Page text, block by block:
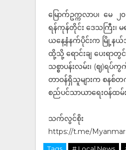
မြောက်ဥက္ကလာပ၊ မေ ၂၀
ရန်ကုန်တိုင်း ဒေသကြီး၊ မရ
ယနေ့နံနက်ပိုင်းက မြို့နယ်
ထို့သို့ ရောင်းချ ပေးရာ
သစ္စာပန်းလမ်း၊ (ဈ)ရ
တာဝန်ရှိသူများက စနစ်တက
စည်ပင်သာယာရေးဝန်ထ
သက်လွင်စိုး
https://t.me/